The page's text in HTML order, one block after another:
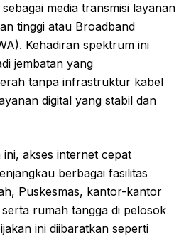
media transmisi layanan
tinggi atau Broadband
Kehadiran spektrum ini
jembatan yang
tanpa infrastruktur kabel
digital yang stabil dan
akses internet cepat
berbagai fasilitas
Puskesmas, kantor-kantor
rumah tangga di pelosok
ini diibaratkan seperti